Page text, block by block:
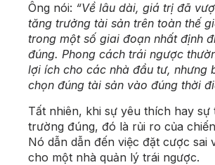
Ông nói: “Về lâu dài, giá trị đã
tăng trưởng tài sản trên toàn thế
trong một số giai đoạn nhất định
đúng. Phong cách trái ngược
lợi ích cho các nhà đầu tư, nhưng
chọn đúng tài sản vào đúng thời
Tất nhiên, khi sự yêu thích hay sự
trường đúng, đó là rủi ro của
Nó dẫn dẫn đến việc đặt cược sai
cho một nhà quản lý trái ngược.